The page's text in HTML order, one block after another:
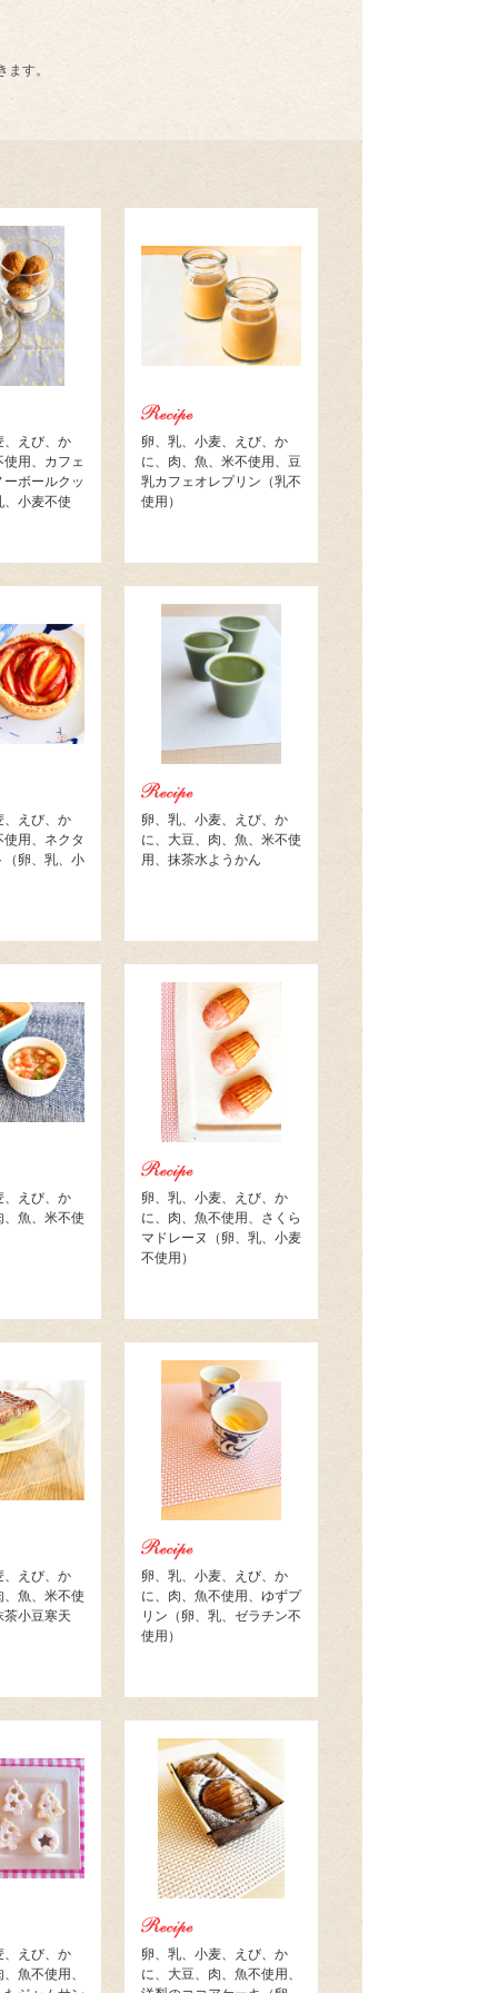
す。
、えび、か
用、カフェ
ボールクッ
、小麦不使
卵、乳、小麦、えび、か
に、肉、魚、米不使用、豆
乳カフェオレプリン（乳不
使用）
、えび、か
用、ネクタ
（卵、乳、小
卵、乳、小麦、えび、か
に、大豆、肉、魚、米不使
用、抹茶水ようかん
、えび、か
魚、米不使
卵、乳、小麦、えび、か
に、肉、魚不使用、さくら
マドレーヌ（卵、乳、小麦
不使用）
、えび、か
魚、米不使
茶小豆寒天
卵、乳、小麦、えび、か
に、肉、魚不使用、ゆずプ
リン（卵、乳、ゼラチン不
使用）
、えび、か
魚不使用、
卵、乳、小麦、えび、か
に、大豆、肉、魚不使用、